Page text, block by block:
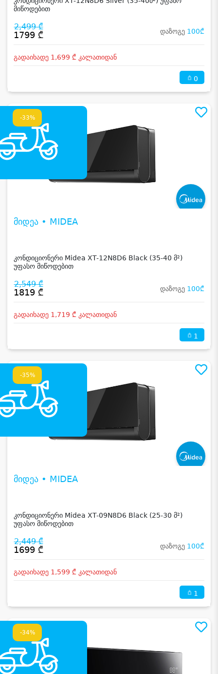
მიწოდებით
2,499 ₾
1799 ₾ დაზოგე 100₾
გადაიხადე 1,699 ₾ კალათიდან
0
-33%
მიდეა • MIDEA
კონდიციონერი Midea XT-12N8D6 Black (35-40 მ²)
უფასო მიწოდებით
2,549 ₾
1819 ₾ დაზოგე 100₾
გადაიხადე 1,719 ₾ კალათიდან
1
-35%
მიდეა • MIDEA
კონდიციონერი Midea XT-09N8D6 Black (25-30 მ²)
უფასო მიწოდებით
2,449 ₾
1699 ₾ დაზოგე 100₾
გადაიხადე 1,599 ₾ კალათიდან
1
-34%